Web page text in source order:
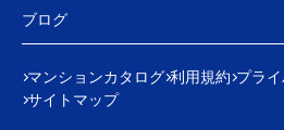
ブログ
マンションカタログ 利用規約 プラ
サイトマップ